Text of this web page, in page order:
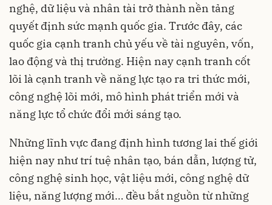
nghệ, dữ liệu và nhân tài trở thành nền tảng
quyết định sức mạnh quốc gia. Trước đây, các
quốc gia cạnh tranh chủ yếu về tài nguyên, vốn,
lao động và thị trường. Hiện nay cạnh tranh cốt
lõi là cạnh tranh về năng lực tạo ra tri thức mới,
công nghệ lõi mới, mô hình phát triển mới và
năng lực tổ chức đổi mới sáng tạo.
Những lĩnh vực đang định hình tương lai thế giới
hiện nay như trí tuệ nhân tạo, bán dẫn, lượng tử,
công nghệ sinh học, vật liệu mới, công nghệ dữ
liệu, năng lượng mới… đều bắt nguồn từ những